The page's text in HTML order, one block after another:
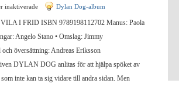
inaktiverade för
VILA
I
FRID
Dylan Dog-album
I FRID ISBN 9789198112702 Manus: Paola
Angelo Stano • Omslag: Jimmy
och översättning: Andreas Eriksson
DYLAN DOG anlitas för att hjälpa spöket av
inte kan ta sig vidare till andra sidan. Men